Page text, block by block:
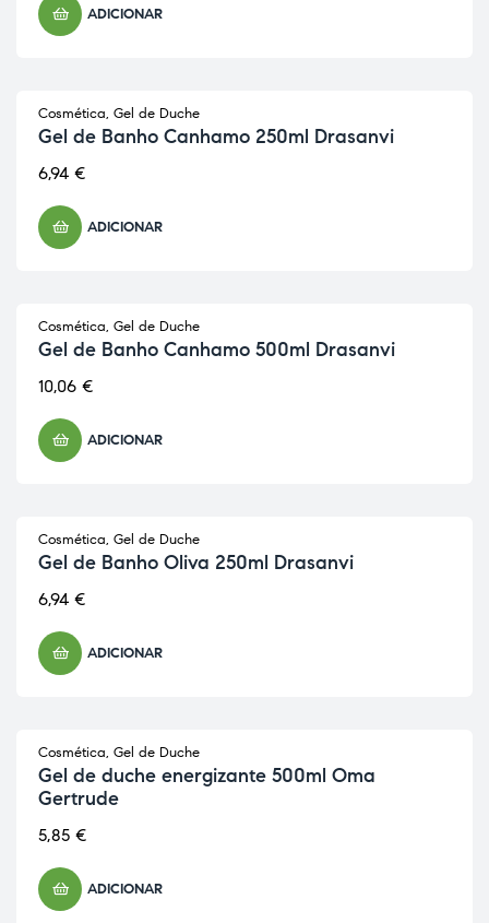
ADICIONAR
Cosmética, Gel de Duche
Gel de Banho Canhamo 250ml Drasanvi
6,94 €
ADICIONAR
Cosmética, Gel de Duche
Gel de Banho Canhamo 500ml Drasanvi
10,06 €
ADICIONAR
Cosmética, Gel de Duche
Gel de Banho Oliva 250ml Drasanvi
6,94 €
ADICIONAR
Cosmética, Gel de Duche
Gel de duche energizante 500ml Oma
Gertrude
5,85 €
ADICIONAR